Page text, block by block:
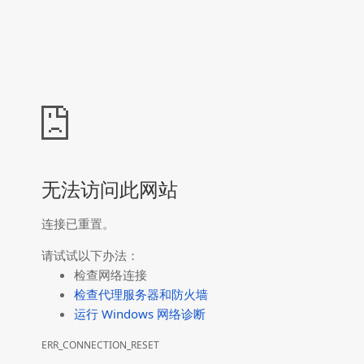
无法访问此网站
连接已重置。
请试试以下办法：
检查网络连接
检查代理服务器和防火墙
运行 Windows 网络诊断
ERR_CONNECTION_RESET